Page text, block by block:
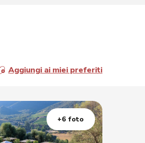
aux favoris
Aggiungi ai miei preferiti
+6 foto